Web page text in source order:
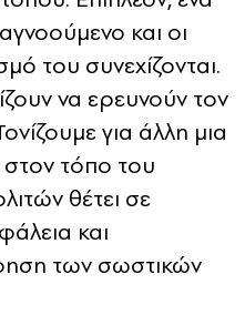
και οι
του συνεχίζονται.
να ερευνούν τον
για άλλη μια
τόπο του
θέτει σε
και
των σωστικών